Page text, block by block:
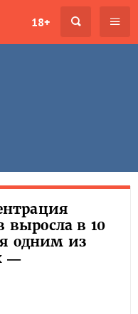
18+
в 10
одним из
—